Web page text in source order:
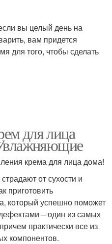
вы целый день на
вам придется
для того, чтобы сделать
для лица
крема для лица дома!
от сухости и
приготовить
который успешно поможет
– один из самых
практически все из
компонентов.